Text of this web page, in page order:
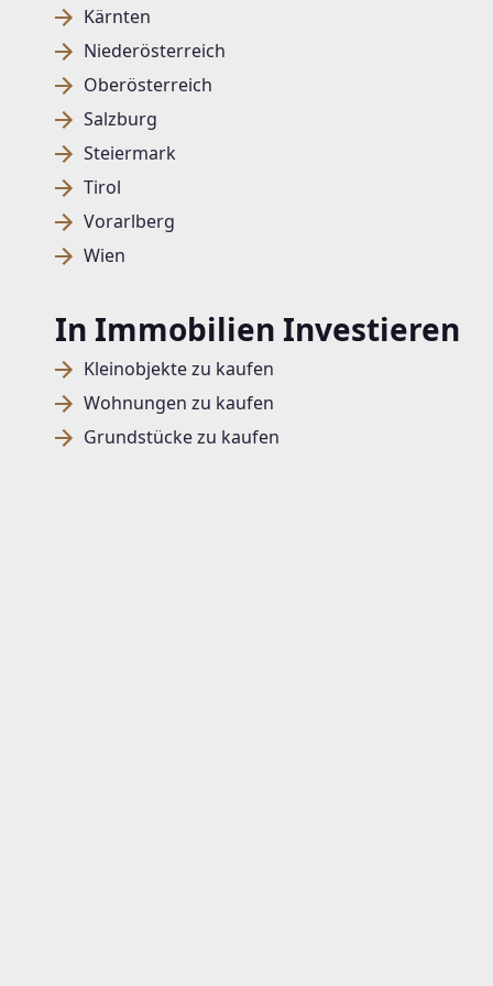
Kärnten
Niederösterreich
Oberösterreich
Salzburg
Steiermark
Tirol
Vorarlberg
Wien
In Immobilien Investieren
Kleinobjekte zu kaufen
Wohnungen zu kaufen
Grundstücke zu kaufen